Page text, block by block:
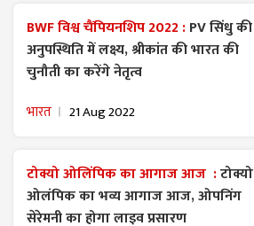
BWF विश्व चैंपियनशिप 2022 :PV सिंधु की
अनुपस्थिति में लक्ष्य, श्रीकांत की भारत की
चुनौती का करेंगे नेतृत्व
भारत 21 Aug 2022
टोक्यो ओलिंपिक का आगाज आज :टोक्यो
ओलंपिक का भव्य आगाज आज, ओपनिंग
सेरेमनी का होगा लाइव प्रसारण